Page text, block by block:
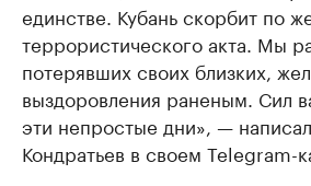
единстве. Кубань скорбит по
террористического акта. Мы
потерявших своих близких,
выздоровления раненым. Сил
эти непростые дни», —
Кондратьев в своем Telegram-